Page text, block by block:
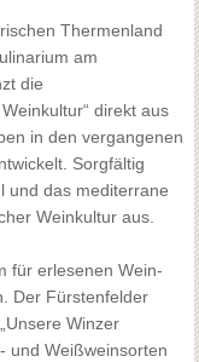
Thermenland
am
die
direkt aus
in den vergangenen
Sorgfältig
und das mediterrane
Weinkultur aus.
für erlesenen Wein-
Der Fürstenfelder
Winzer
und Weißweinsorten